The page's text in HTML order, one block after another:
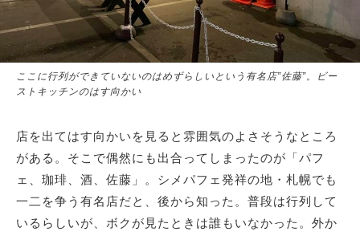
ここに行列ができていないのはめずらしいという有名店”佐藤”。ビー
ストキッチンのはす向かい
店を出てはす向かいを見ると雰囲気のよさそうなところ
がある。そこで偶然にも出合ってしまったのが「パフ
ェ、珈琲、酒、佐藤」。シメパフェ発祥の地・札幌でも
一二を争う有名店だと、後から知った。普段は行列して
いるらしいが、ボクが見たときは誰もいなかった。外か